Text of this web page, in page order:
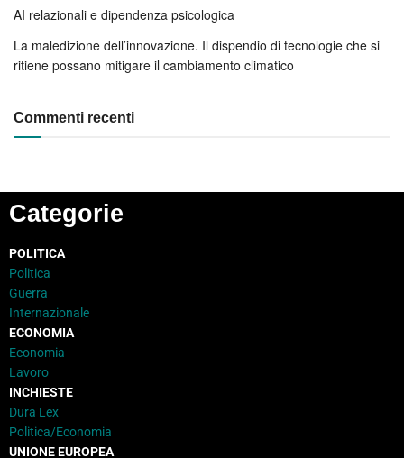
AI relazionali e dipendenza psicologica
La maledizione dell’innovazione. Il dispendio di tecnologie che si
ritiene possano mitigare il cambiamento climatico
Commenti recenti
Categorie
POLITICA
Politica
Guerra
Internazionale
ECONOMIA
Economia
Lavoro
INCHIESTE
Dura Lex
Politica/Economia
UNIONE EUROPEA